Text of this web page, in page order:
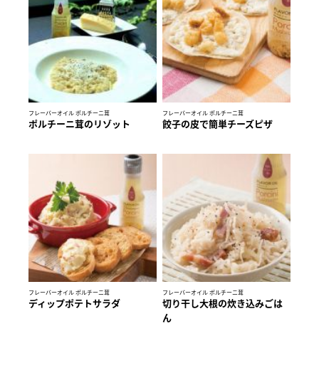
フレーバーオイル ポルチーニ茸
ポルチーニ茸のリゾット
フレーバーオイル ポルチーニ茸
餃子の皮で簡単チーズピザ
フレーバーオイル ポルチーニ茸
ディップポテトサラダ
フレーバーオイル ポルチーニ茸
切り干し大根の炊き込みごは
ん